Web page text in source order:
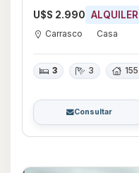
U$S 2.990 ALQUILER
Carrasco Casa
3 3 155
Consultar